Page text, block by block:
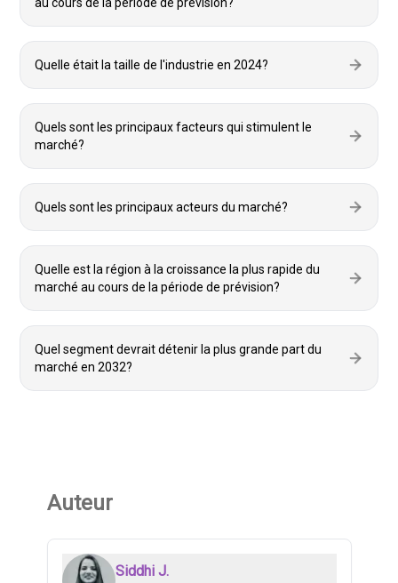
Quelle était la taille de l'industrie en 2024?
Quels sont les principaux facteurs qui stimulent le
marché?
Quels sont les principaux acteurs du marché?
Quelle est la région à la croissance la plus rapide du
marché au cours de la période de prévision?
Quel segment devrait détenir la plus grande part du
marché en 2032?
Auteur
Siddhi J.